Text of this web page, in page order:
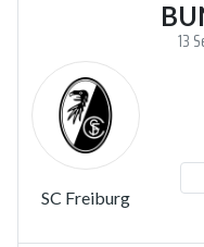
13
SC Freiburg